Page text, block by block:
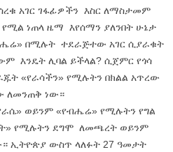
አገር ገፋፊዎችን እስር ለማስታመም
ነጠላ ዜማ እየሰማን ያለንበት ሁኔታ
በሚሉት ተደራጅተው አገር ሲያራቁት
እንዴት ሊባል ይችላል? ሲጀምር የጎሳ
«የራሳችን» የሚሉትን በክልል አጥረው
ለመንጠቅ ነው።
ወይንም «የብሔሬ» የሚሉትን የግል
የሚሉትን ደግሞ ለመጫረት ወይንም
ኢትዮጵያ ውስጥ ላለፉት 27 ዓመታት